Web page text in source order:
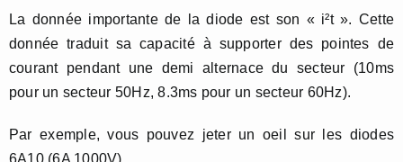
La donnée importante de la diode est son « i²t ». Cette
donnée traduit sa capacité à supporter des pointes de
courant pendant une demi alternace du secteur (10ms
pour un secteur 50Hz, 8.3ms pour un secteur 60Hz).
Par exemple, vous pouvez jeter un oeil sur les diodes